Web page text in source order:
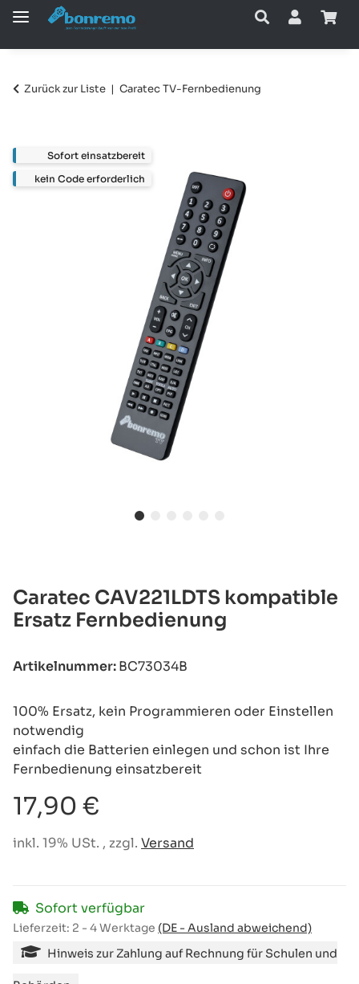
Zurück zur Liste Caratec TV-Fernbedienung
Caratec CAV221LDTS kompatible
Ersatz Fernbedienung
Artikelnummer:BC73034B
100% Ersatz, kein Programmieren oder Einstellen
notwendig
einfach die Batterien einlegen und schon ist Ihre
Fernbedienung einsatzbereit
17,90 €
inkl. 19% USt. , zzgl. Versand
Sofort verfügbar
Lieferzeit: 2 - 4 Werktage (DE - Ausland abweichend)
Hinweis zur Zahlung auf Rechnung für Schulen und